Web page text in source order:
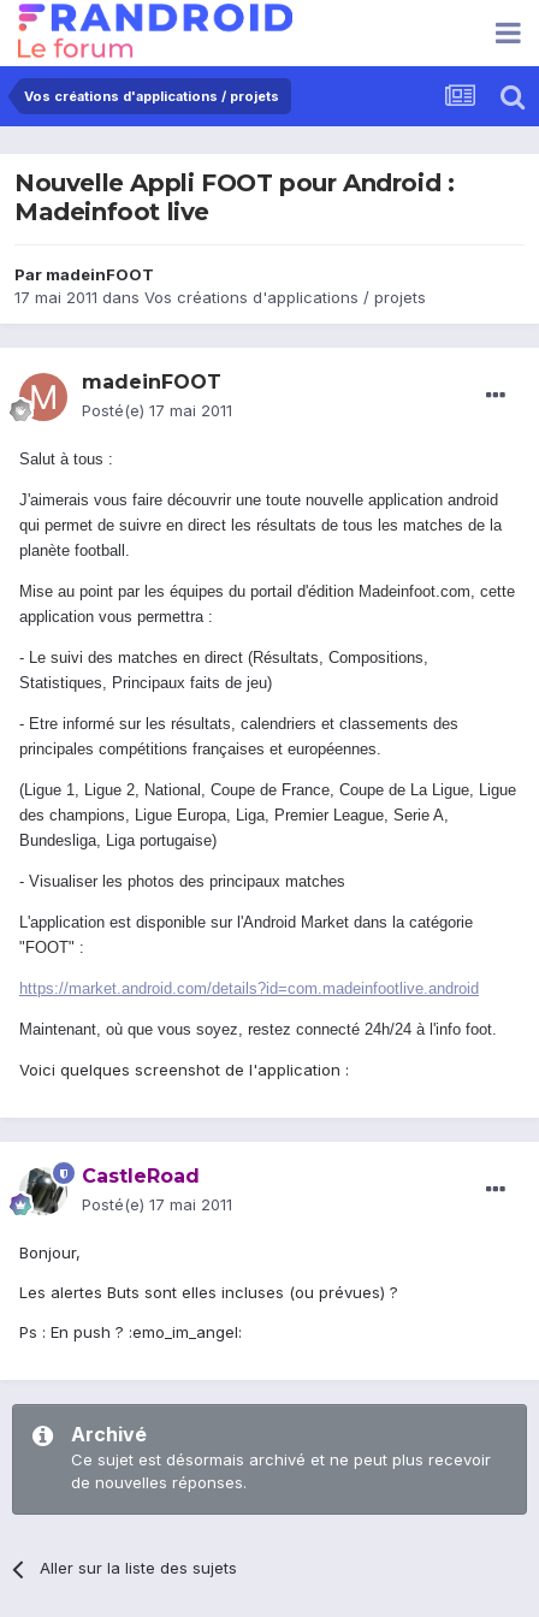
Vos créations d'applications / projets
Nouvelle Appli FOOT pour Android :
Madeinfoot live
Par madeinFOOT
17 mai 2011 dans Vos créations d'applications / projets
madeinFOOT
Posté(e) 17 mai 2011
Salut à tous :
J'aimerais vous faire découvrir une toute nouvelle application android
qui permet de suivre en direct les résultats de tous les matches de la
planète football.
Mise au point par les équipes du portail d'édition Madeinfoot.com, cette
application vous permettra :
- Le suivi des matches en direct (Résultats, Compositions,
Statistiques, Principaux faits de jeu)
- Etre informé sur les résultats, calendriers et classements des
principales compétitions françaises et européennes.
(Ligue 1, Ligue 2, National, Coupe de France, Coupe de La Ligue, Ligue
des champions, Ligue Europa, Liga, Premier League, Serie A,
Bundesliga, Liga portugaise)
- Visualiser les photos des principaux matches
L'application est disponible sur l'Android Market dans la catégorie
"FOOT" :
https://market.android.com/details?id=com.madeinfootlive.android
Maintenant, où que vous soyez, restez connecté 24h/24 à l'info foot.
Voici quelques screenshot de l'application :
CastleRoad
Posté(e) 17 mai 2011
Bonjour,
Les alertes Buts sont elles incluses (ou prévues) ?
Ps : En push ? :emo_im_angel:
Archivé
Ce sujet est désormais archivé et ne peut plus recevoir
de nouvelles réponses.
Aller sur la liste des sujets